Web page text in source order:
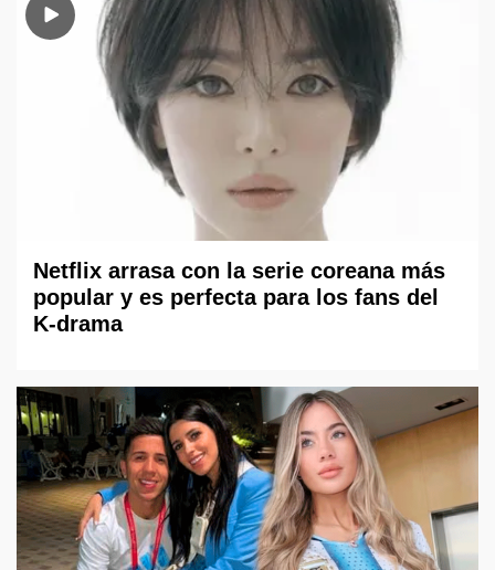
Netflix arrasa con la serie coreana más
popular y es perfecta para los fans del
K-drama